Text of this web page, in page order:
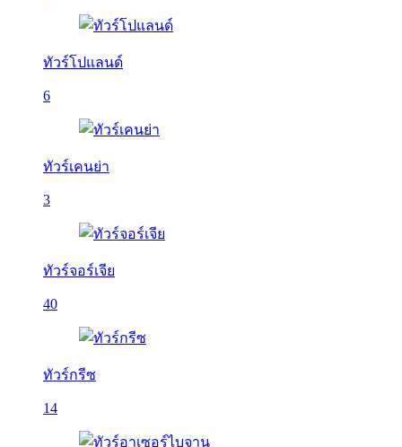
ทัวร์โปแลนด์
6
ทัวร์เคนย่า
3
ทัวร์จอร์เจีย
40
ทัวร์กรีซ
14